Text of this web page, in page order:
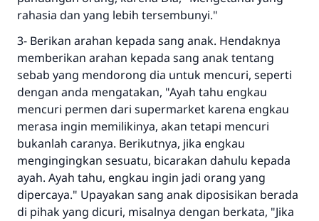
rahasia dan yang lebih tersembunyi."
3- Berikan arahan kepada sang anak. Hendaknya
memberikan arahan kepada sang anak tentang
sebab yang mendorong dia untuk mencuri, seperti
dengan anda mengatakan, "Ayah tahu engkau
mencuri permen dari supermarket karena engkau
merasa ingin memilikinya, akan tetapi mencuri
bukanlah caranya. Berikutnya, jika engkau
mengingingkan sesuatu, bicarakan dahulu kepada
ayah. Ayah tahu, engkau ingin jadi orang yang
dipercaya." Upayakan sang anak diposisikan berada
di pihak yang dicuri, misalnya dengan berkata, "Jika
Bantu kami dalam memberikan jawaban untuk umat
Rasulullah ﷺ bersabda
"Siapa yang menunjukkan suatu kebaikan,
meka dia akan mendapatkan pahala yang
sama dengan orang yang melakukannya"
MUSLIM, 1893
Saham